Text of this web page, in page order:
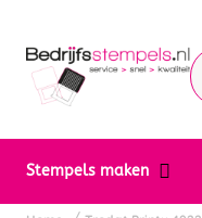
Stempels maken